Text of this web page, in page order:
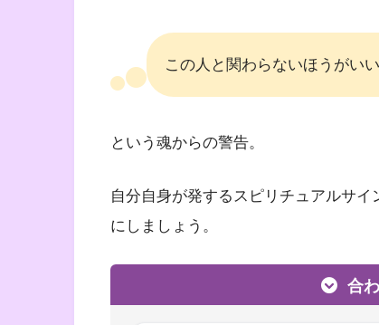
この人と関わらないほうがいい
という魂からの警告。
自分自身が発するスピリチュアルサ
にしましょう。
合